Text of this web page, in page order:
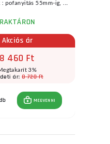
pofanyitás 55mm-ig, ...
RAKTÁRON
Akciós ár
8 460 Ft
3%
ár:8 720 Ft
MEGVENNI